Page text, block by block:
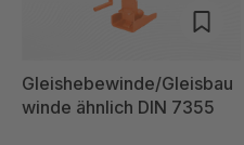
Gleishebewinde/Gleisbau
winde ähnlich DIN 7355